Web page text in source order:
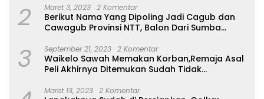
2 Maret 3, 2023 2 Komentar
Berikut Nama Yang Dipoling Jadi Cagub dan
Cawagub Provinsi NTT, Balon Dari Sumba
3 September 21, 2023 2 Komentar
Waikelo Sawah Memakan Korban,Remaja Asal
Peli Akhirnya Ditemukan Sudah Tidak
Maret 13, 2023 2 Komentar